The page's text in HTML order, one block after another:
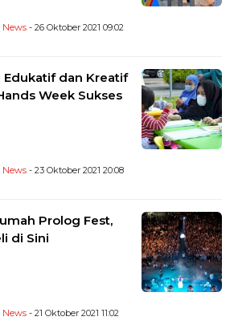
News - 26 Oktober 2021 09:02
Edukatif dan Kreatif
Week Sukses
News - 23 Oktober 2021 20:08
Prolog Fest,
di Sini
News - 21 Oktober 2021 11:02